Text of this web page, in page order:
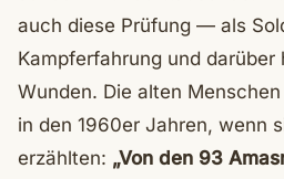
auch diese Prüfung — als
Kampferfahrung und darüber
Wunden. Die alten
in den 1960er Jahren, wenn
erzählten: „Von den 93